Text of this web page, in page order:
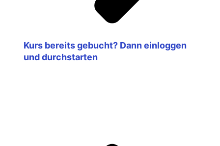
Kurs bereits gebucht? Dann einloggen
und durchstarten